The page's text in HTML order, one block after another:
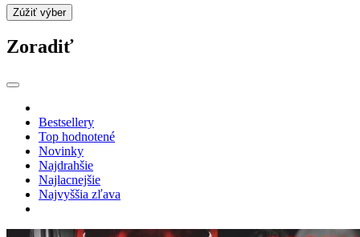
Zúžiť výber
Zoradiť
Bestsellery
Top hodnotené
Novinky
Najdrahšie
Najlacnejšie
Najvyššia zľava